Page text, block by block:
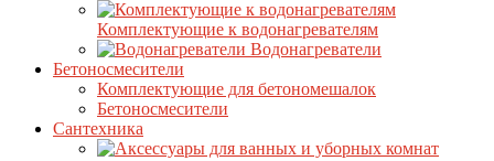
Комплектующие к водонагревателям
Водонагреватели
Бетоносмесители
Комплектующие для бетономешалок
Бетоносмесители
Сантехника